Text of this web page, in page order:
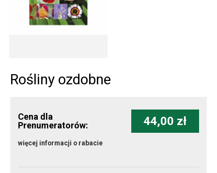
Rośliny ozdobne
Cena dla
Prenumeratorów:
44,00 zł
więcej informacji o rabacie